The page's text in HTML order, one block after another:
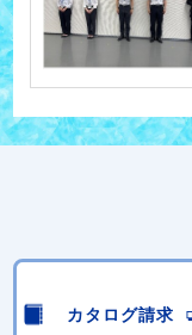
カタログ請求